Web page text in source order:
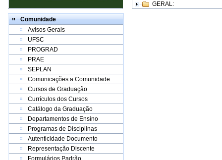
Comunidade
Avisos Gerais
UFSC
PROGRAD
PRAE
SEPLAN
Comunicações a Comunidade
Cursos de Graduação
Currículos dos Cursos
Catálogo da Graduação
Departamentos de Ensino
Programas de Disciplinas
Autenticidade Documento
Representação Discente
Formulários Padrão
GERAL: